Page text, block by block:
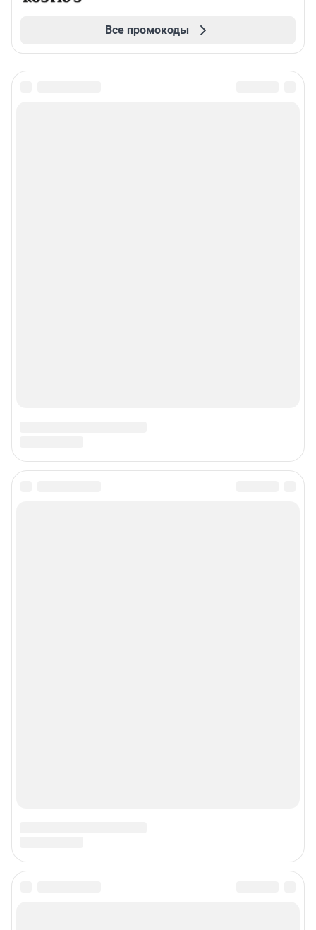
Все промокоды